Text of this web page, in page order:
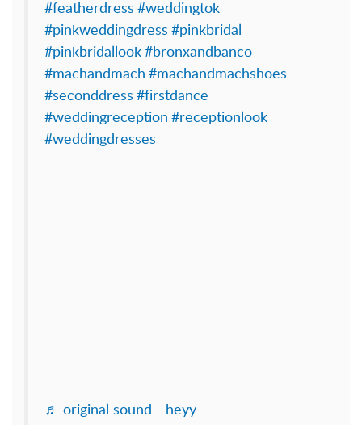
#featherdress #weddingtok
#pinkweddingdress #pinkbridal
#pinkbridallook #bronxandbanco
#machandmach #machandmachshoes
#seconddress #firstdance
#weddingreception #receptionlook
#weddingdresses
♬ original sound - heyy